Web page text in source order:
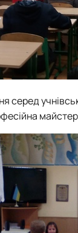
серед